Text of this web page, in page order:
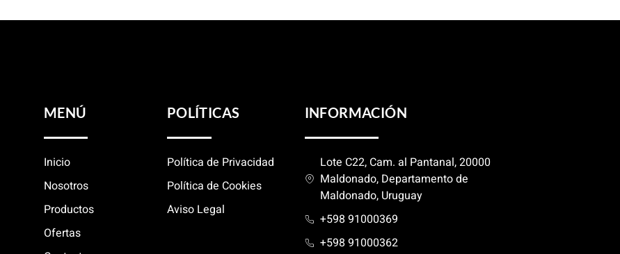
MENÚ
Inicio
Nosotros
Productos
Ofertas
POLÍTICAS
Política de Privacidad
Política de Cookies
Aviso Legal
INFORMACIÓN
Lote C22, Cam. al Pantanal, 20000
Maldonado, Departamento de
Maldonado, Uruguay
+598 91000369
+598 91000362